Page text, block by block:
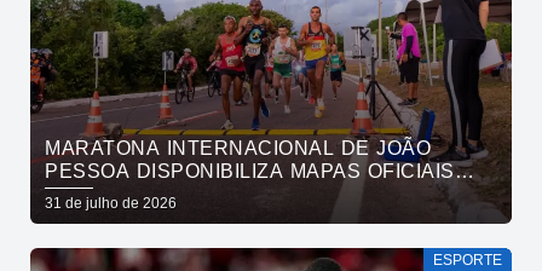
MARATONA INTERNACIONAL DE JOÃO
PESSOA DISPONIBILIZA MAPAS OFICIAIS
DAS PROVAS E ORIENTA ATLETAS SOBRE
TRAJETOS
31 de julho de 2026
ESPORTE